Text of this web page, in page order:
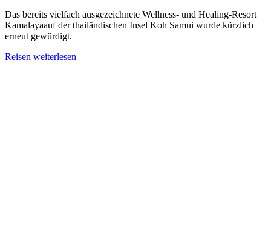
Das bereits vielfach ausgezeichnete Wellness- und Healing-Resort
Kamalayaauf der thailändischen Insel Koh Samui wurde kürzlich
erneut gewürdigt.
Reisen weiterlesen